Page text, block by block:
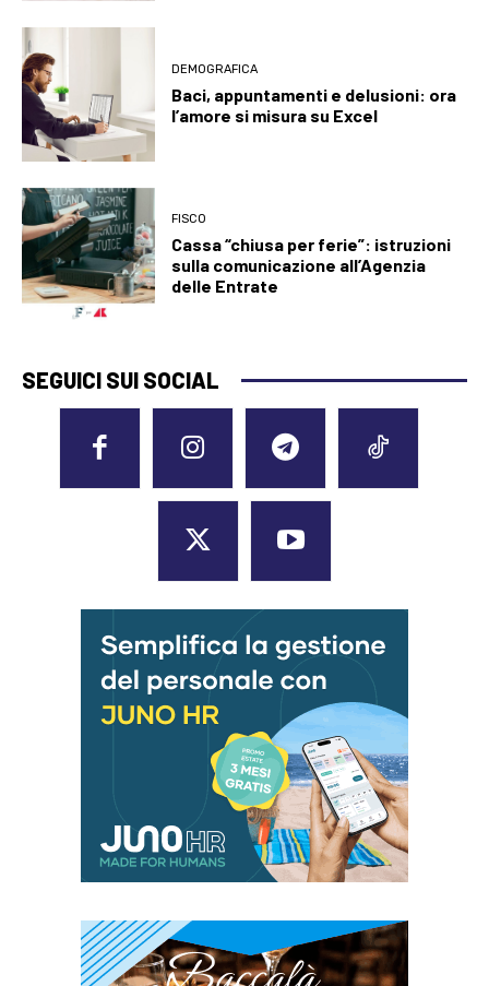
DEMOGRAFICA
Baci, appuntamenti e delusioni: ora
l’amore si misura su Excel
FISCO
Cassa “chiusa per ferie”: istruzioni
sulla comunicazione all’Agenzia
delle Entrate
SEGUICI SUI SOCIAL